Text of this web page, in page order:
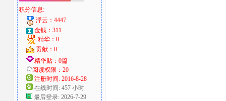
积分信息:
浮云：4447
金钱：311
精华：0
贡献：0
精华贴：0篇
阅读权限：20
注册时间: 2016-8-28
在线时间: 457 小时
最后登录: 2026-7-29